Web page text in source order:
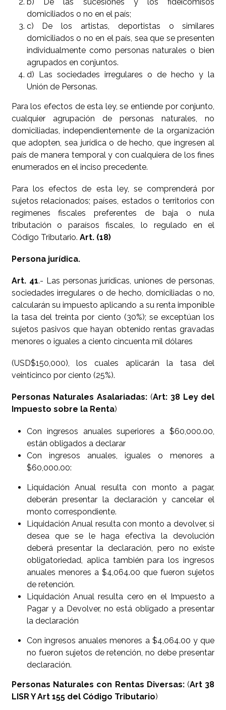
domiciliados o no en el país;
c) De los artistas, deportistas o similares
domiciliados o no en el país, sea que se presenten
individualmente como personas naturales o bien
agrupados en conjuntos.
d) Las sociedades irregulares o de hecho y la
Unión de Personas.
Para los efectos de esta ley, se entiende por conjunto,
cualquier agrupación de personas naturales, no
domiciliadas, independientemente de la organización
que adopten, sea jurídica o de hecho, que ingresen al
país de manera temporal y con cualquiera de los fines
enumerados en el inciso precedente.
Para los efectos de esta ley, se comprenderá por
sujetos relacionados; países, estados o territorios con
regímenes fiscales preferentes de baja o nula
tributación o paraísos fiscales, lo regulado en el
Código Tributario. Art. (18)
Persona jurídica.
Art. 41.- Las personas jurídicas, uniones de personas,
sociedades irregulares o de hecho, domiciliadas o no,
calcularán su impuesto aplicando a su renta imponible
la tasa del treinta por ciento (30%); se exceptúan los
sujetos pasivos que hayan obtenido rentas gravadas
menores o iguales a ciento cincuenta mil dólares
(USD$150,000), los cuales aplicarán la tasa del
veinticinco por ciento (25%).
Personas Naturales Asalariadas: (Art: 38 Ley del
Impuesto sobre la Renta)
Con ingresos anuales superiores a $60,000.00,
están obligados a declarar
Con ingresos anuales, iguales o menores a
$60,000.00:
Liquidación Anual resulta con monto a pagar,
deberán presentar la declaración y cancelar el
monto correspondiente.
Liquidación Anual resulta con monto a devolver, si
desea que se le haga efectiva la devolución
deberá presentar la declaración, pero no existe
obligatoriedad, aplica también para los ingresos
anuales menores a $4,064.00 que fueron sujetos
de retención.
Liquidación Anual resulta cero en el Impuesto a
Pagar y a Devolver, no está obligado a presentar
la declaración
Con ingresos anuales menores a $4,064.00 y que
no fueron sujetos de retención, no debe presentar
declaración.
Personas Naturales con Rentas Diversas:(Art 38
LISR Y Art 155 del Código Tributario)